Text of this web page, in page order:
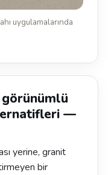
uygulamalarında
—
yerine, granit
bir